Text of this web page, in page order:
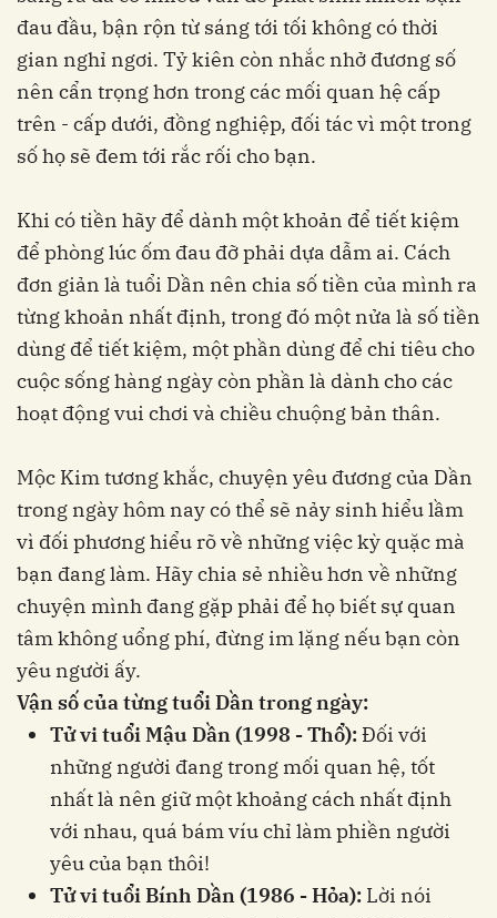
đau đầu, bận rộn từ sáng tới tối không có thời
gian nghỉ ngơi. Tỷ kiên còn nhắc nhở đương số
nên cẩn trọng hơn trong các mối quan hệ cấp
trên - cấp dưới, đồng nghiệp, đối tác vì một trong
số họ sẽ đem tới rắc rối cho bạn.
Khi có tiền hãy để dành một khoản để tiết kiệm
để phòng lúc ốm đau đỡ phải dựa dẫm ai. Cách
đơn giản là tuổi Dần nên chia số tiền của mình ra
từng khoản nhất định, trong đó một nửa là số tiền
dùng để tiết kiệm, một phần dùng để chi tiêu cho
cuộc sống hàng ngày còn phần là dành cho các
hoạt động vui chơi và chiều chuộng bản thân.
Mộc Kim tương khắc, chuyện yêu đương của Dần
trong ngày hôm nay có thể sẽ nảy sinh hiểu lầm
vì đối phương hiểu rõ về những việc kỳ quặc mà
bạn đang làm. Hãy chia sẻ nhiều hơn về những
chuyện mình đang gặp phải để họ biết sự quan
tâm không uổng phí, đừng im lặng nếu bạn còn
yêu người ấy.
Vận số của từng tuổi Dần trong ngày:
Tử vi tuổi Mậu Dần (1998 - Thổ):Đối với
những người đang trong mối quan hệ, tốt
nhất là nên giữ một khoảng cách nhất định
với nhau, quá bám víu chỉ làm phiền người
yêu của bạn thôi!
Tử vi tuổi Bính Dần (1986 - Hỏa): Lời nói